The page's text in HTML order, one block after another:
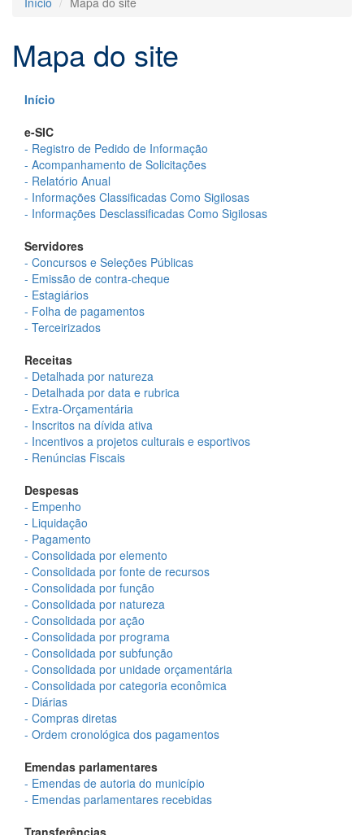
Mapa do site
Início
e-SIC
- Registro de Pedido de Informação
- Acompanhamento de Solicitações
- Relatório Anual
- Informações Classificadas Como Sigilosas
- Informações Desclassificadas Como Sigilosas
Servidores
- Concursos e Seleções Públicas
- Emissão de contra-cheque
- Estagiários
- Folha de pagamentos
- Terceirizados
Receitas
- Detalhada por natureza
- Detalhada por data e rubrica
- Extra-Orçamentária
- Inscritos na dívida ativa
- Incentivos a projetos culturais e esportivos
- Renúncias Fiscais
Despesas
- Empenho
- Liquidação
- Pagamento
- Consolidada por elemento
- Consolidada por fonte de recursos
- Consolidada por função
- Consolidada por natureza
- Consolidada por ação
- Consolidada por programa
- Consolidada por subfunção
- Consolidada por unidade orçamentária
- Consolidada por categoria econômica
- Diárias
- Compras diretas
- Ordem cronológica dos pagamentos
Emendas parlamentares
- Emendas de autoria do município
- Emendas parlamentares recebidas
Transferências